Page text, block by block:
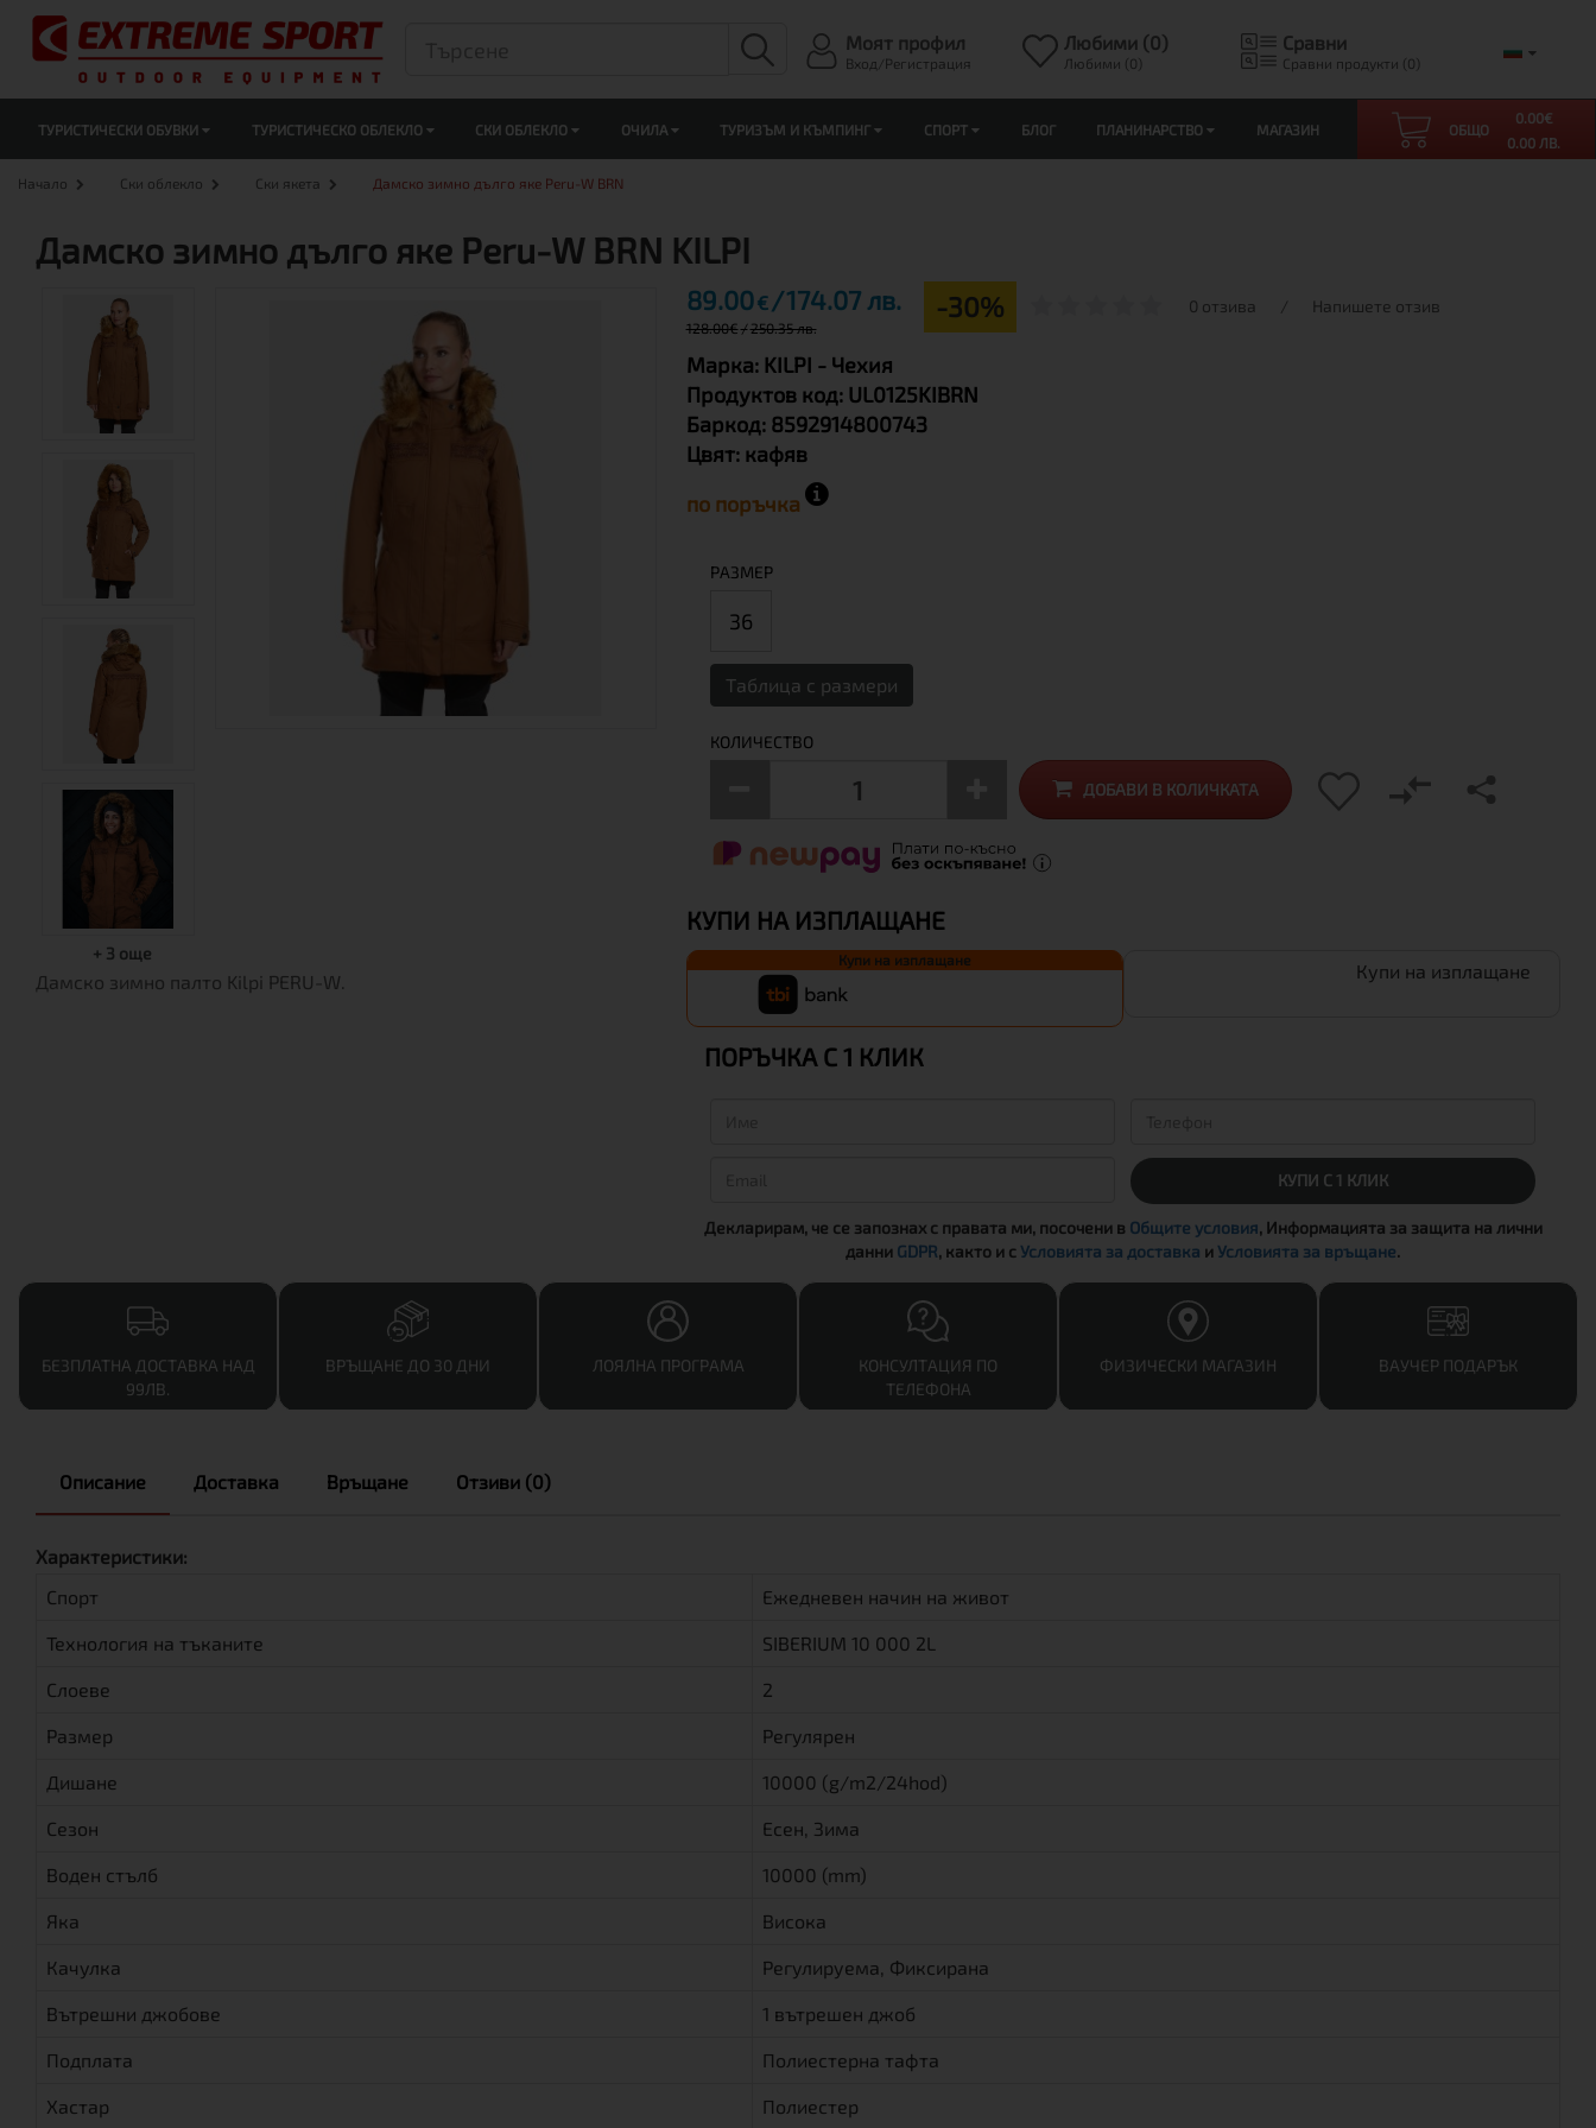
Моят профил
Вход/Регистрация
Любими (0)
Любими (0)
Сравни
Сравни продукти (0)
ТУРИСТИЧЕСКИ ОБУВКИ ТУРИСТИЧЕСКО ОБЛЕКЛО СКИ ОБЛЕКЛО ОЧИЛА ТУРИЗЪМ И КЪМПИНГ СПОРТ БЛОГ ПЛАНИНАРСТВО МАГАЗИН ОБЩО
0.00€
0.00 ЛВ.
Начало Ски облекло Ски якета Дамско зимно дълго яке Peru-W BRN
Дамско зимно дълго яке Peru-W BRN KILPI
+ 3 още
Дамско зимно палто Kilpi PERU-W.
89.00€ 174.07 лв.
128.00€ 250.35 лв.
-30% 0 отзива / Напишете отзив
Марка: KILPI - Чехия
Продуктов код: UL0125KIBRN
Баркод: 8592914800743
Цвят: кафяв
по поръчка
РАЗМЕР
36
Таблица с размери
КОЛИЧЕСТВО
ДОБАВИ В КОЛИЧКАТА
КУПИ НА ИЗПЛАЩАНЕ
Купи на изплащане Купи на изплащане
ПОРЪЧКА С 1 КЛИК
КУПИ С 1 КЛИК
Декларирам, че се запознах с правата ми, посочени в Общите условия, Информацията за защита на лични
данни GDPR, както и сУсловията за доставка иУсловията за връщане.
БЕЗПЛАТНА ДОСТАВКА НАД
99ЛВ.
ВРЪЩАНЕ ДО 30 ДНИ ЛОЯЛНА ПРОГРАМА
КОНСУЛТАЦИЯ ПО
ТЕЛЕФОНА
ФИЗИЧЕСКИ МАГАЗИН ВАУЧЕР ПОДАРЪК
Описание Доставка Връщане Отзиви (0)
Характеристики:
Спорт
Ежедневен начин на живот
Технология на тъканите SIBERIUM 10 000 2L
Слоеве 2
Размер Регулярен
Дишане 10000 (g/m2/24hod)
Сезон Есен, Зима
Воден стълб 10000 (mm)
Яка Висока
Качулка Регулируема, Фиксирана
Вътрешни джобове 1 вътрешен джоб
Подплата Полиестерна тафта
Хастар Полиестер